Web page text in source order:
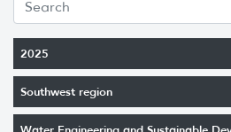
2025
Southwest region